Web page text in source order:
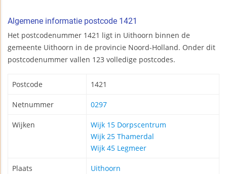
Algemene informatie postcode 1421
Het postcodenummer 1421 ligt in Uithoorn binnen de
gemeente Uithoorn in de provincie Noord-Holland. Onder dit
postcodenummer vallen 123 volledige postcodes.
Postcode 1421
Netnummer 0297
Wijken
Wijk 15 Dorpscentrum
Wijk 25 Thamerdal
Wijk 45 Legmeer
Plaats Uithoorn